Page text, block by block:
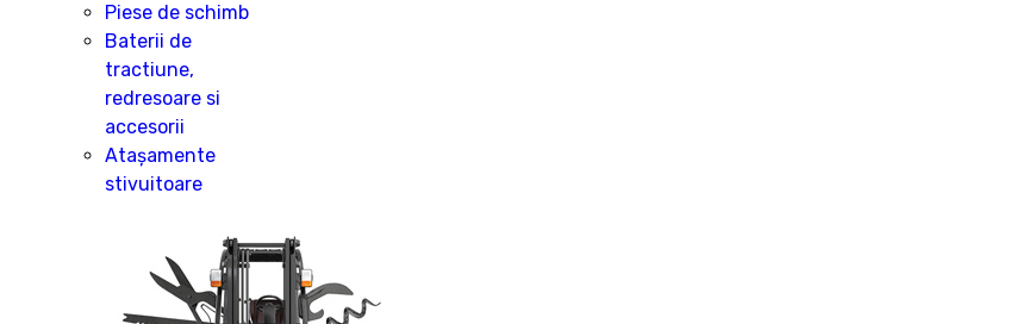
Piese de schimb
Baterii de
tractiune,
redresoare si
accesorii
Atașamente
stivuitoare